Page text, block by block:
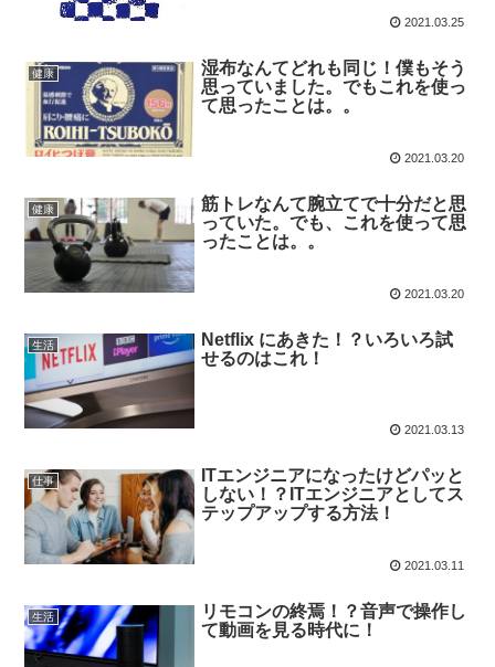
2021.03.25
健康
湿布なんてどれも同じ！僕もそう
思っていました。でもこれを使っ
て思ったことは。。
2021.03.20
健康
筋トレなんて腕立てで十分だと思
っていた。でも、これを使って思
ったことは。。
2021.03.20
生活
Netflix にあきた！？いろいろ試
せるのはこれ！
2021.03.13
仕事
ITエンジニアになったけどパッと
しない！？ITエンジニアとしてス
テップアップする方法！
2021.03.11
生活
リモコンの終焉！？音声で操作し
て動画を見る時代に！